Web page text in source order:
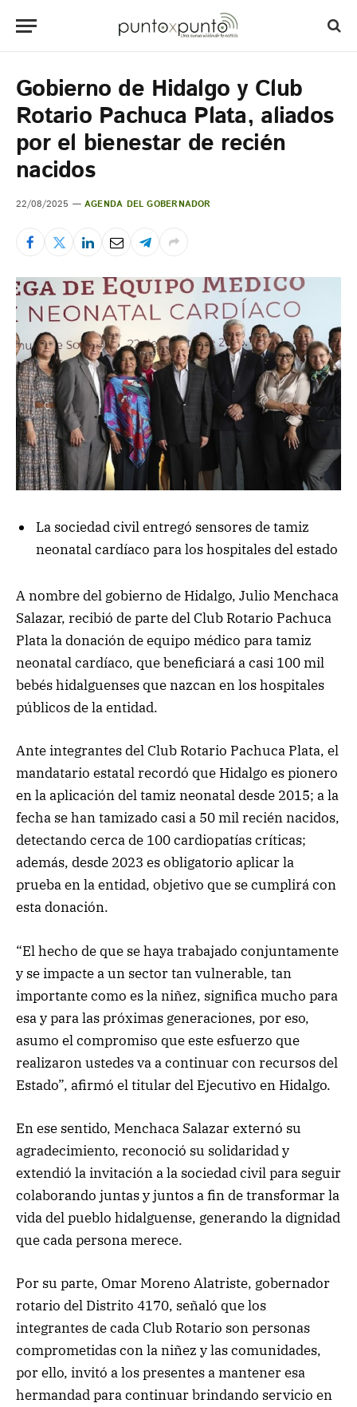
Gobierno de Hidalgo y Club
Rotario Pachuca Plata, aliados
por el bienestar de recién
nacidos
22/08/2025 AGENDA DEL GOBERNADOR
La sociedad civil entregó sensores de tamiz
neonatal cardíaco para los hospitales del estado
A nombre del gobierno de Hidalgo, Julio Menchaca
Salazar, recibió de parte del Club Rotario Pachuca
Plata la donación de equipo médico para tamiz
neonatal cardíaco, que beneficiará a casi 100 mil
bebés hidalguenses que nazcan en los hospitales
públicos de la entidad.
Ante integrantes del Club Rotario Pachuca Plata, el
mandatario estatal recordó que Hidalgo es pionero
en la aplicación del tamiz neonatal desde 2015; a la
fecha se han tamizado casi a 50 mil recién nacidos,
detectando cerca de 100 cardiopatías críticas;
además, desde 2023 es obligatorio aplicar la
prueba en la entidad, objetivo que se cumplirá con
esta donación.
“El hecho de que se haya trabajado conjuntamente
y se impacte a un sector tan vulnerable, tan
importante como es la niñez, significa mucho para
esa y para las próximas generaciones, por eso,
asumo el compromiso que este esfuerzo que
realizaron ustedes va a continuar con recursos del
Estado”, afirmó el titular del Ejecutivo en Hidalgo.
En ese sentido, Menchaca Salazar externó su
agradecimiento, reconoció su solidaridad y
extendió la invitación a la sociedad civil para seguir
colaborando juntas y juntos a fin de transformar la
vida del pueblo hidalguense, generando la dignidad
que cada persona merece.
Por su parte, Omar Moreno Alatriste, gobernador
rotario del Distrito 4170, señaló que los
integrantes de cada Club Rotario son personas
comprometidas con la niñez y las comunidades,
por ello, invitó a los presentes a mantener esa
hermandad para continuar brindando servicio en